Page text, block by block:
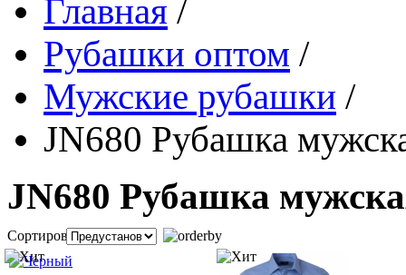
Главная /
Рубашки оптом /
Мужские рубашки /
JN680 Рубашка
JN680 Рубашка
Сортировка: